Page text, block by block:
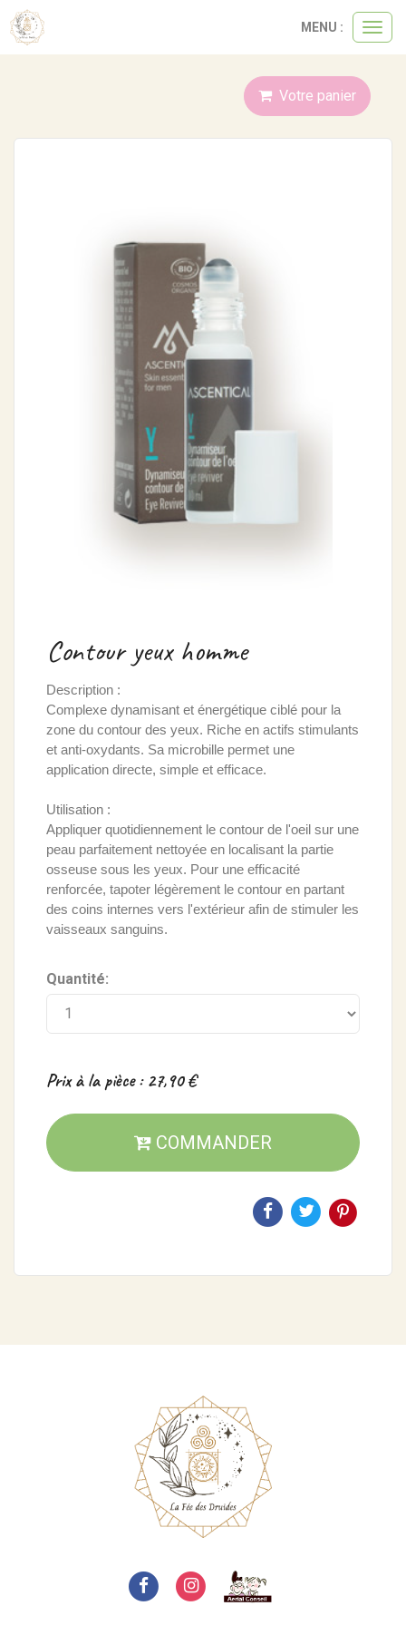
MENU :
Votre panier
Contour yeux homme
Description :
Complexe dynamisant et énergétique ciblé pour la
zone du contour des yeux. Riche en actifs stimulants
et anti-oxydants. Sa microbille permet une
application directe, simple et efficace.
Utilisation :
Appliquer quotidiennement le contour de l'oeil sur une
peau parfaitement nettoyée en localisant la partie
osseuse sous les yeux. Pour une efficacité
renforcée, tapoter légèrement le contour en partant
des coins internes vers l'extérieur afin de stimuler les
vaisseaux sanguins.
Quantité:
Prix à la pièce : 27,90 €
COMMANDER
Panneau de gestion des cookies